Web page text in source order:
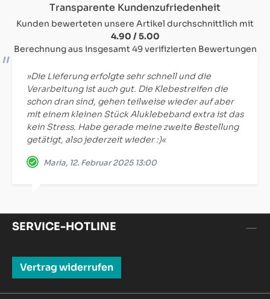
Durchschnittliche Bewertung von 4.9 von 5 Sternen
Transparente Kundenzufriedenheit
Kunden bewerteten unsere Artikel durchschnittlich mit
4.90 / 5.00
Berechnung aus insgesamt 49 verifizierten Bewertungen
»Die Lieferung erfolgte sehr schnell und die
Verarbeitung ist auch gut. Die Klebestreifen die
schon dran sind, gehen teilweise wieder auf aber
mit einem kleinen Stück Aluklebeband extra ist das
kein Stress. Habe gerade meine zweite Bestellung
getätigt, also jederzeit wieder :)«
Maria, 12. Februar 2025 13:00
SERVICE-HOTLINE
Vertrag widerrufen